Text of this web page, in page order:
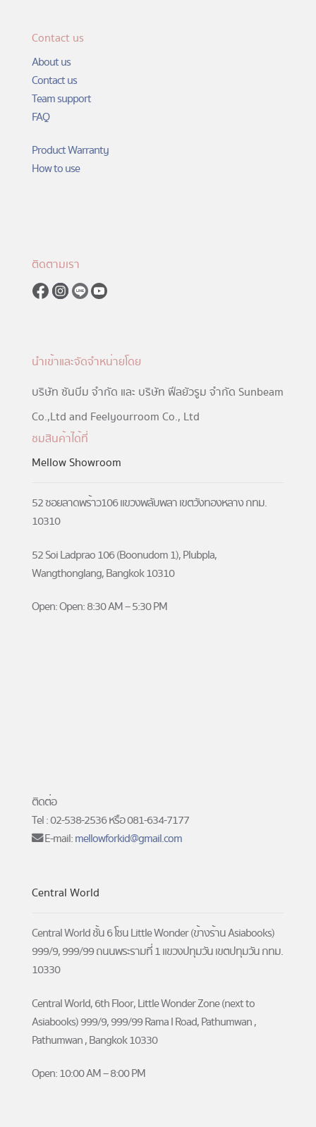
Contact us
About us
Contact us
Team support
FAQ
Product Warranty
How to use
ติดตามเรา
นำเข้าและจัดจำหน่ายโดย
บริษัท ซันบีม จำกัด และ บริษัท ฟีลยัวรูม จำกัด Sunbeam
Co.,Ltd and Feelyourroom Co., Ltd
ชมสินค้าได้ที่
Mellow Showroom
52 ซอยลาดพร้าว106 แขวงพลับพลา เขตวังทองหลาง กทม.
10310
52 Soi Ladprao 106 (Boonudom 1), Plubpla,
Wangthonglang, Bangkok 10310
Open: Open: 8:30 AM – 5:30 PM
ติดต่อ
Tel : 02-538-2536 หรือ 081-634-7177
E-mail:mellowforkid@gmail.com
Central World
Central World ชั้น 6 โซน Little Wonder (ข้างร้าน Asiabooks)
999/9, 999/99 ถนนพระรามที่ 1 แขวงปทุมวัน เขตปทุมวัน กทม.
10330
Central World, 6th Floor, Little Wonder Zone (next to
Asiabooks) 999/9, 999/99 Rama I Road, Pathumwan ,
Pathumwan , Bangkok 10330
Open: 10:00 AM – 8:00 PM